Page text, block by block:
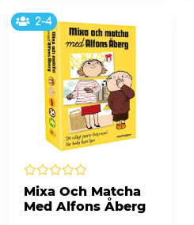
2-4
Mixa Och Matcha
Med Alfons Åberg